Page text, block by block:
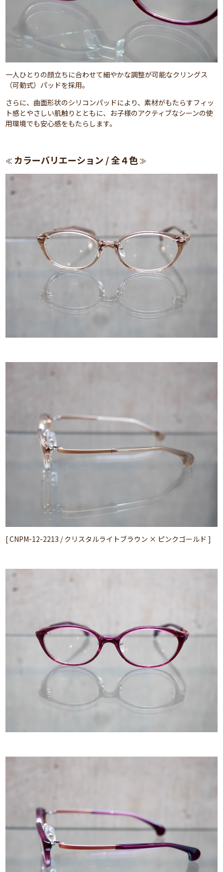
一人ひとりの顔立ちに合わせて細やかな調整が可能なクリングス
（可動式）パッドを採用。
さらに、曲面形状のシリコンパッドにより、素材がもたらすフィッ
ト感とやさしい肌触りとともに、お子様のアクティブなシーンの使
用環境でも安心感をもたらします。
≪ カラーバリエーション / 全４色 ≫
[ CNPM-12-2213 / クリスタルライトブラウン × ピンクゴールド ]